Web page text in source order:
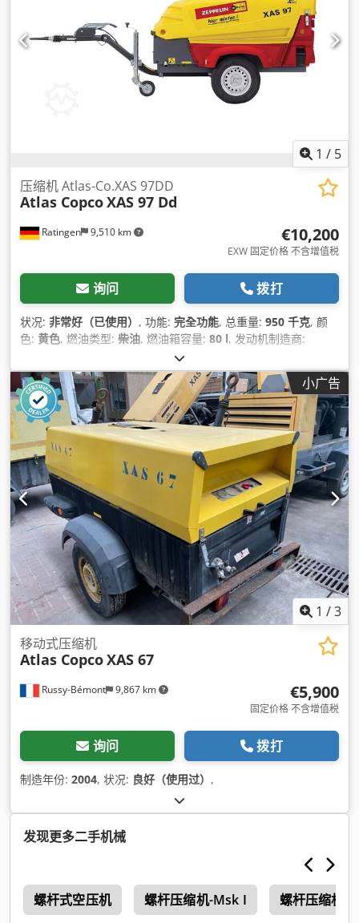
1 / 5
Ratingen 9,510 km
压缩机 Atlas-Co.XAS 97DD
Atlas CopcoXAS 97 Dd
€10,200
EXW 固定价格 不含增值税
询问 拨打
状况: 非常好（已使用） , 功能: 完全功能, 总重量: 950 千克, 颜
色: 黄色, 燃油类型: 柴油, 燃油箱容量: 80 l, 发动机制造商:
3,740 毫米
度:1,360 毫米, 功率:36 千瓦 (48.95 马力), 体积流量:318 立方
米/小时, 工作压力:7 横杆, 压力（最小）:4 横杆, 压力（最大）:
8.5 横杆, 噪音水平:98 分贝 (dB), 制造年份:2016, 运转小时:
1,190 h, 下次检验 (TÜV):04/2025, 机器/车辆编号:APP418299
设备: UVV安全检查,
小广告
1 /3
Russy-Bémont 9,867 km
移动式压缩机
Atlas CopcoXAS 67
€5,900
固定价格 不含增值税
询问 拨打
制造年份: 2004, 状况: 良好（使用过） ,
发现更多二手机械
螺杆式空压机 螺杆压缩机-Msk I 螺杆压缩机